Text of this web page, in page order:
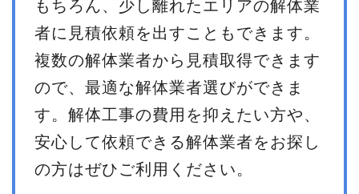
もちろん、少し離れたエリアの解体業
者に見積依頼を出すこともできます。
複数の解体業者から見積取得できます
ので、最適な解体業者選びができま
す。解体工事の費用を抑えたい方や、
安心して依頼できる解体業者をお探し
の方はぜひご利用ください。